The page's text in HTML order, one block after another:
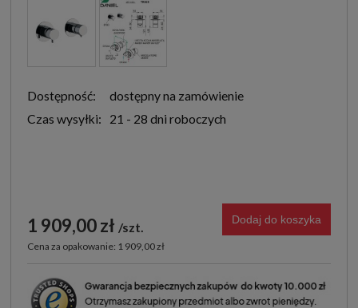
Dostępność:
dostępny na zamówienie
Czas wysyłki:
21 - 28 dni roboczych
1 909,00 zł szt.
Cena za opakowanie: 1 909,00 zł
Dodaj do koszyka